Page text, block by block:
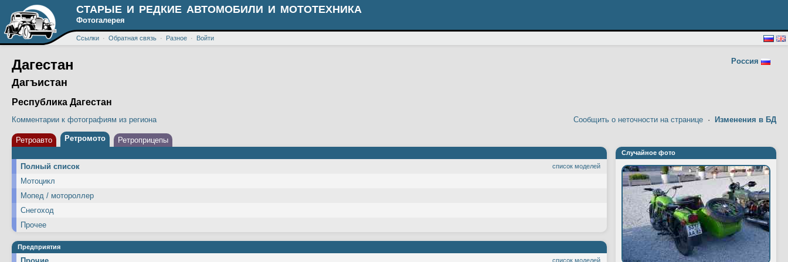
СТАРЫЕ И РЕДКИЕ АВТОМОБИЛИ И МОТОТЕХНИКА
Фотогалерея
Ссылки · Обратная связь · Разное · Войти
Россия
Дагестан
Дагъистан
Республика Дагестан
Сообщить о неточности на странице · Изменения в БД
Комментарии к фотографиям из региона
Ретроавто Ретромото Ретроприцепы
Полный список список моделей
Мотоцикл
Мопед / мотороллер
Снегоход
Прочее
Предприятия
список моделей
Случайное фото